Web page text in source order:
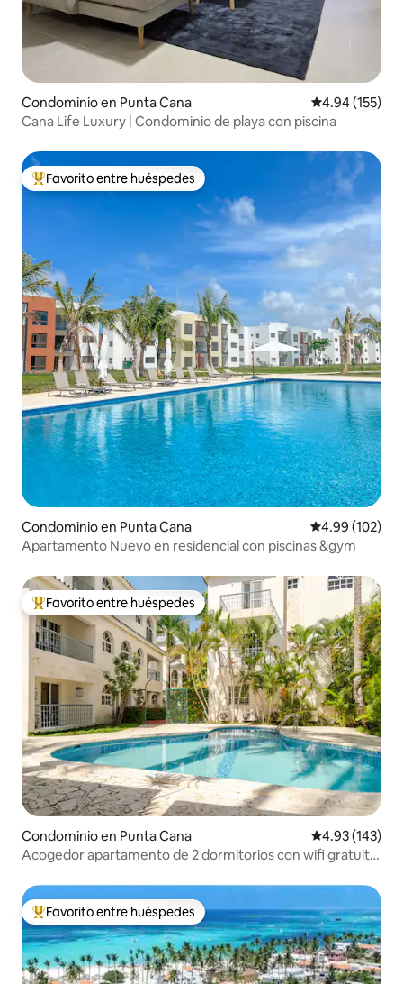
Condominio en Punta Cana Calificación
4.94 (155)
Cana Life Luxury | Condominio de playa con piscina
De los mejores en Favorito entre huéspedes
Favorito entre huéspedes
Condominio en Punta Cana Calificación
4.99 (102)
Apartamento Nuevo en residencial con piscinas &gym
De los mejores en Favorito entre huéspedes
Favorito entre huéspedes
Condominio en Punta Cana Calificación
4.93 (143)
Acogedor apartamento de 2 dormitorios con wifi gratuito
De los mejores en Favorito entre huéspedes
Favorito entre huéspedes